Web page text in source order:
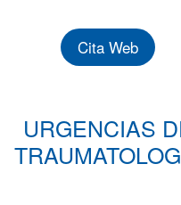
Cita Web
URGENCIAS